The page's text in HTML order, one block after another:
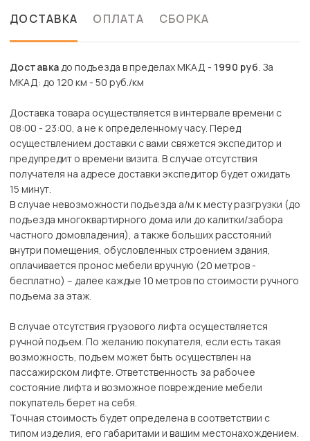
ДОСТАВКА ОПЛАТА СБОРКА
Доставкадо подъезда в пределах МКАД - 1990 руб. За
МКАД: до 120 км - 50 руб./км
Доставка товара осуществляется в интервале времени с
08:00 - 23:00, а не к определенному часу. Перед
осуществлением доставки с вами свяжется экспедитор и
предупредит о времени визита. В случае отсутствия
получателя на адресе доставки экспедитор будет ожидать
15 минут.
В случае невозможности подъезда а/м к месту разгрузки (до
подъезда многоквартирного дома или до калитки/забора
частного домовладения), а также больших расстояний
внутри помещения, обусловленных строением здания,
оплачивается пронос мебели вручную (20 метров -
бесплатно) – далее каждые 10 метров по стоимости ручного
подъема за этаж.
В случае отсутствия грузового лифта осуществляется
ручной подъем. По желанию покупателя, если есть такая
возможность, подъем может быть осуществлен на
пассажирском лифте. Ответственность за рабочее
состояние лифта и возможное повреждение мебели
покупатель берет на себя.
Точная стоимость будет определена в соответствии с
типом изделия, его габаритами и вашим местонахождением.